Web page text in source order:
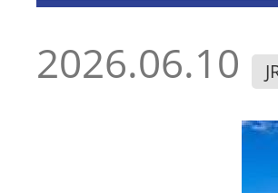
2026.06.10